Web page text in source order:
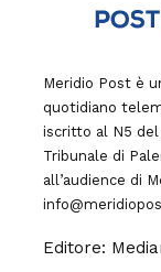
Meridio Post è
quotidiano
iscritto al N5
Tribunale di
all’audience di
Editore: